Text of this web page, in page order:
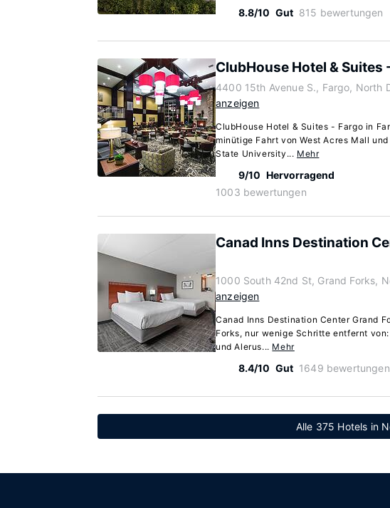
8.8/10 Gut 815 bewertungen
ClubHouse Hotel & Suites
4400 15th Avenue S., Fargo, North
anzeigen
ClubHouse Hotel & Suites - Fargo in
minütige Fahrt von West Acres Mall
State University... Mehr
9/10 Hervorragend
1003 bewertungen
Canad Inns Destination
1000 South 42nd St, Grand Forks,
anzeigen
Canad Inns Destination Center Grand
Forks, nur wenige Schritte entfernt
und Alerus... Mehr
8.4/10 Gut 1649 bewertungen
Alle 375 Hotels in